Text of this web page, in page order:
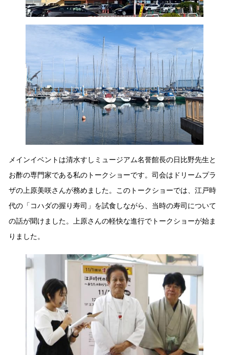
スープ 中華
ふりかけ おすしの素
炊き込みご飯の素 米飯用調味液
納豆 Fibee
味ぽん
つゆ
鍋なび
納豆のサイト
PIN印
千夜
スペシャルサイト
お酢を知ろう！
ぽん酢サワー
鍋奉行マニュアル
ミツカンのCM
ロングセラー商品 ＋ おすすめレシピ
人気商品 ＋ おすすめレシピ
企業理念
ミツカンの歴史
ミツカンを知る
環境への取り組み
水の文化センター（アーカイブ）
ZENB initiative
MIM（ミツカンミュージアム）
各部門が大切にしていること
キッザニア東京「ぽん酢工房」
ニュースリリース
お客様相談センター
お客様の声をいかしました
よくあるご質問
お問い合わせ
地図から取り扱い店舗を探す
ミツカン公式通販
メインイベントは清水すしミュージアム名誉館長の日比野先生と
お酢の専門家である私のトークショーです。司会はドリームプラ
ザの上原美咲さんが務めました。このトークショーでは、江戸時
代の「コハダの握り寿司」を試食しながら、当時の寿司について
の話が聞けました。上原さんの軽快な進行でトークショーが始ま
りました。